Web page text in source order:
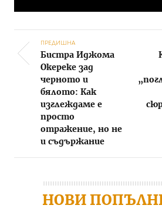
Post navigation
ПРЕДИШНА
Бистра Иджома
Окереке зад
черното и
бялото: Как
изглеждаме е
просто
отражение, но не
и съдържание
НОВИ